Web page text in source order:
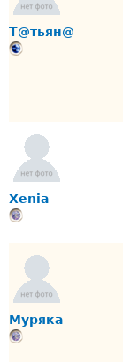
Т@тьян@
Xenia
Муряка